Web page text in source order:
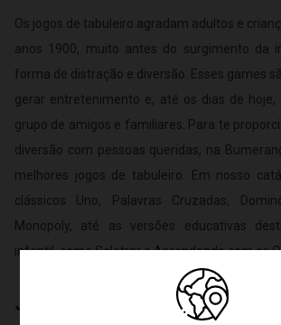
Os jogos de tabuleiro agradam adultos e
anos 1900, muito antes do surgimento da
forma de distração e diversão. Esses games
gerar entretenimento e, até os dias de
grupo de amigos e familiares. Para te
diversão com pessoas queridas, na
melhores jogos de tabuleiro. Em nosso
clássicos Uno, Palavras Cruzadas,
Monopoly, até as versões educativas
infantil, como Soletrar e Aprendendo com os
Jogos de tabuleiro infantil